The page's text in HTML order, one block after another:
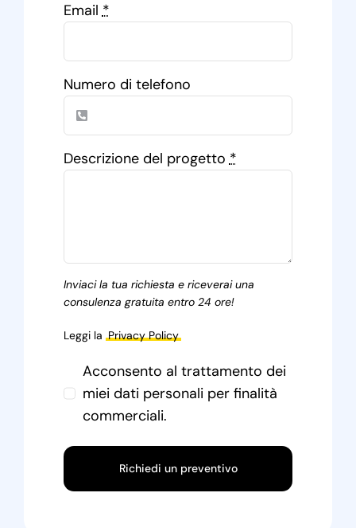
Email*
Numero di telefono
Descrizione del progetto*
Inviaci la tua richiesta e riceverai una
consulenza gratuita entro 24 ore!
Leggi la Privacy Policy
Acconsento al trattamento dei
miei dati personali per finalità
commerciali.
Richiedi un preventivo